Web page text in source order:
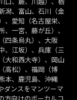
潟、富山、石川（金
愛知（名古屋栄、
一宮、藤が丘）、
四条烏丸）、大阪
、江坂）、兵庫（三
大和西大寺）、岡山
高松）、福岡（博
本、鹿児島、沖縄
ダンスをマンツーマ